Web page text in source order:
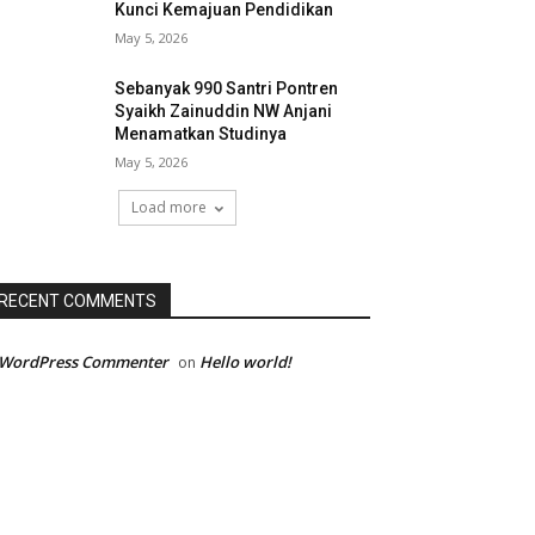
Kunci Kemajuan Pendidikan
May 5, 2026
Sebanyak 990 Santri Pontren
Syaikh Zainuddin NW Anjani
Menamatkan Studinya
May 5, 2026
Load more
COMMENTS
Commenter on Hello world!